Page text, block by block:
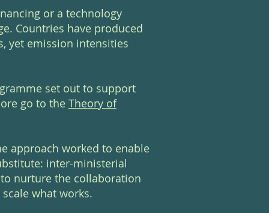
or a technology
Countries have produced
yet emission intensities
set out to support
go to the Theory of
approach worked to enable
inter-ministerial
nurture the collaboration
what works.